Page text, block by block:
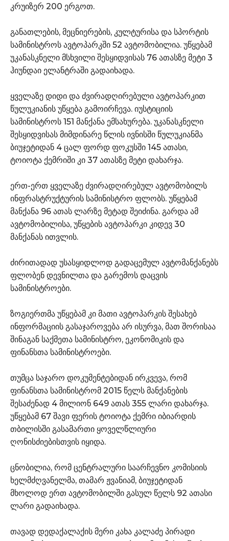
კრუიზერ 200 ერგოთ.
განათლების, მეცნიერების, კულტურისა და სპორტის
სამინისტროს ავტოპარკში 52 ავტომობილია. უწყებამ
უკანასკნელი მსხვილი შესყიდვისას 76 ათასზე მეტი 3
ჰიუნდაი ელანტრაში გადაიხადა.
ყველაზე დიდი და ძვირადღირებული ავტოპარკით
წულუკიანის უწყება გამოირჩევა. იუსტიციის
სამინისტროს 151 მანქანა ემსახურება. უკანასკნელი
შესყიდვისას მიმდინარე წლის ივნისში წულუკიანმა
ბიუჯეტიდან 4 ცალ ფორდ ფოკუსში 145 ათასი,
ტოიოტა ქემრიში კი 37 ათასზე მეტი დახარჯა.
ერთ-ერთ ყველაზე ძვირადღირებულ ავტომობილს
ინფრასტრუქტურის სამინისტრო ფლობს. უწყებამ
მანქანა 96 ათას ლარზე მეტად შეიძინა. გარდა ამ
ავტომობილისა, უწყების ავტოპარკი კიდევ 30
მანქანას ითვლის.
ძირითადად უსასყიდლოდ გადაცემულ ავტომანქანებს
ფლობენ დევნილთა და გარემოს დაცვის
სამინისტროები.
ზოგიერთმა უწყებამ კი მათი ავტოპარკის შესახებ
ინფორმაციის გასაჯაროვება არ ისურვა, მათ შორისაა
შინაგან საქმეთა სამინისტრო, ეკონომიკის და
ფინანსთა სამინისტროები.
თუმცა საჯარო დოკუმენტებიდან ირკვევა, რომ
ფინანსთა სამინისტრომ 2015 წელს მანქანების
შესაძენად 4 მილიონ 649 ათას 355 ლარი დახარჯა.
უწყებამ 67 შავი ფერის ტოიოტა ქემრი იბიარდის
თბილისში გასამართი ყოველწლიური
ღონისძიებისთვის იყიდა.
ცნობილია, რომ ცენტრალური საარჩევნო კომისიის
ხელმძღვანელმა, თამარ ჟვანიამ, ბიუჯეტიდან
მხოლოდ ერთ ავტომობილში გასულ წელს 92 ათასი
ლარი გადაიხადა.
თავად დედაქალაქის მერი კახა კალაძე პირადი